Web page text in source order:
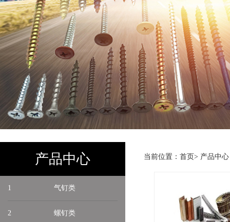
产品中心
1 气钉类
2 螺钉类
当前位置： 首页> 产品中心